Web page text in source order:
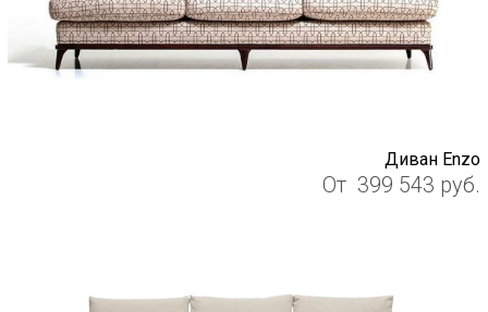
Диван Enzo
От 399 543 руб.